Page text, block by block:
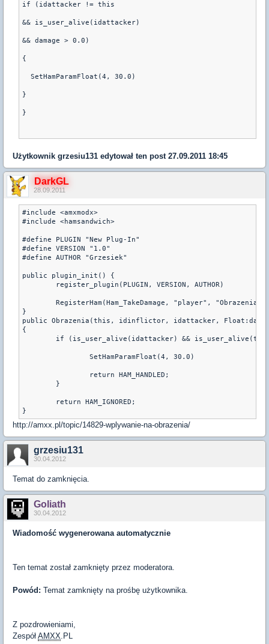
if (idattacker != this
&& is_user_alive(idattacker)
&& damage > 0.0)
{
  SetHamParamFloat(4, 30.0)
}
}
Użytkownik grzesiu131 edytował ten post 27.09.2011 18:45
DarkGL
28.09.2011
#include <amxmodx>
#include <hamsandwich>
#define PLUGIN "New Plug-In"
#define VERSION "1.0"
#define AUTHOR "Grzesiek"
public plugin_init() {
}
public Obrazenia(this, idinflictor, idattacker,
{
}
http://amxx.pl/topic/14829-wplywanie-na-obrazenia/
grzesiu131
30.04.2012
Temat do zamknięcia.
Goliath
30.04.2012
Wiadomość wygenerowana automatycznie
Ten temat został zamknięty przez moderatora.
Powód: Temat zamknięty na prośbę użytkownika.
Z pozdrowieniami,
Zespół AMXX.PL